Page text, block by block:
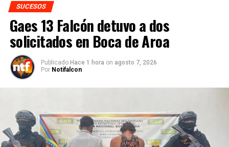
SUCESOS
Gaes 13 Falcón detuvo a dos
solicitados en Boca de Aroa
Publicado Hace 1 hora on agosto 7, 2026
Por Notifalcon